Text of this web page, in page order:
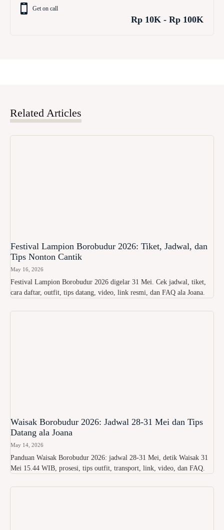
Get on call
Rp 10K - Rp 100K
Related Articles
Festival Lampion Borobudur 2026: Tiket, Jadwal, dan
Tips Nonton Cantik
May 16, 2026
Festival Lampion Borobudur 2026 digelar 31 Mei. Cek jadwal, tiket,
cara daftar, outfit, tips datang, video, link resmi, dan FAQ ala Joana.
Waisak Borobudur 2026: Jadwal 28-31 Mei dan Tips
Datang ala Joana
May 14, 2026
Panduan Waisak Borobudur 2026: jadwal 28-31 Mei, detik Waisak 31
Mei 15.44 WIB, prosesi, tips outfit, transport, link, video, dan FAQ.